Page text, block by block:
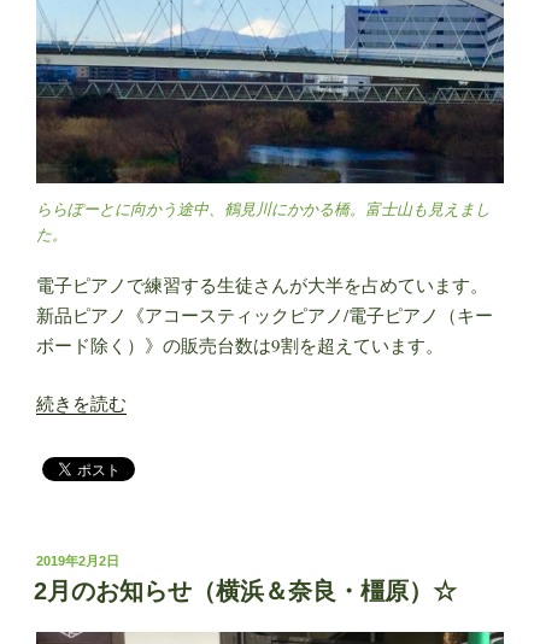
ららぽーとに向かう途中、鶴見川にかかる橋。富士山も見えまし
た。
電子ピアノで練習する生徒さんが大半を占めています。
新品ピアノ《アコースティックピアノ/電子ピアノ（キー
ボード除く）》の販売台数は9割を超えています。
“寒
で
す
続きを読む
投
稿
日:
2019年2月2日
2月のお知らせ（横浜＆奈良・橿原）☆